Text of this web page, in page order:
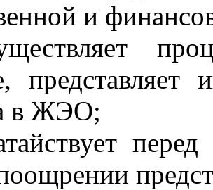
и
представляет
в ЖЭО;